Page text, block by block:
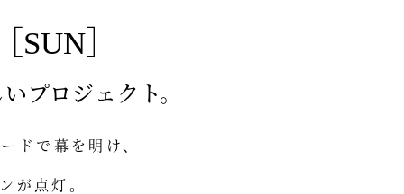
［SUN］
プロジェクト。
ドで幕を明け、
が点灯。